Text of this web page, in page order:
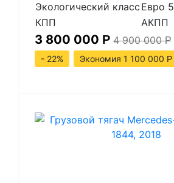
Экологический класс Евро 5
КПП
АКПП
3 800 000 Р 4 900 000Р
- 22%
Экономия 1 100 000 Р